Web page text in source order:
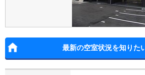
最新の空室状況を知りた